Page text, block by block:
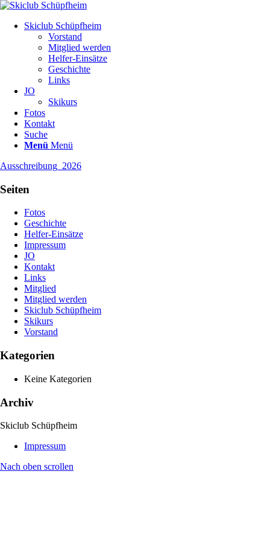
Skiclub Schüpfheim
Vorstand
Mitglied werden
Helfer-Einsätze
Geschichte
Links
JO
Skikurs
Fotos
Kontakt
Suche
Menü Menü
Ausschreibung_2026
Seiten
Fotos
Geschichte
Helfer-Einsätze
Impressum
JO
Kontakt
Links
Mitglied
Mitglied werden
Skiclub Schüpfheim
Skikurs
Vorstand
Kategorien
Keine Kategorien
Archiv
Skiclub Schüpfheim
Impressum
Nach oben scrollen